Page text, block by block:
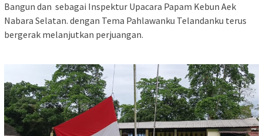
Bangun dan sebagai Inspektur Upacara Papam Kebun Aek
Nabara Selatan. dengan Tema Pahlawanku Telandanku terus
bergerak melanjutkan perjuangan.